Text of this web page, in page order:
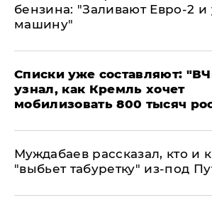
бензина: "Заливают Евро-2 и
машину"
Списки уже составляют:
узнал, как Кремль хочет
мобилизовать 800 тысяч
Муждабаев рассказал, кто и
"выбьет табуретку" из-под